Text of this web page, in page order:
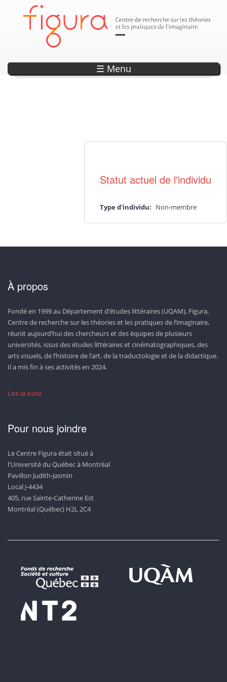
☰ Menu
Lefebvre, Marie
Statut actuel de l'individu
Type d'individu: Non-membre
À propos
Fondé en 1999 au Département d’études littéraires (UQAM), Figura,
Centre de recherche sur les théories et les pratiques de l’imaginaire,
réunit aujourd’hui des chercheurs et des équipes de plusieurs
universités, issus des études littéraires et cinématographiques, des
arts visuels, de l’histoire de l’art, de la traductologie et de la didactique.
Il a mis fin à ses activités en 2024.
Lire la suite
Pour nous joindre
Le Centre Figura était situé à
l'Université du Québec à Montréal
Pavillon Judith-Jasmin
Local J-4434
405, rue Sainte-Catherine Est
Montréal (Québec) H2L 2C4